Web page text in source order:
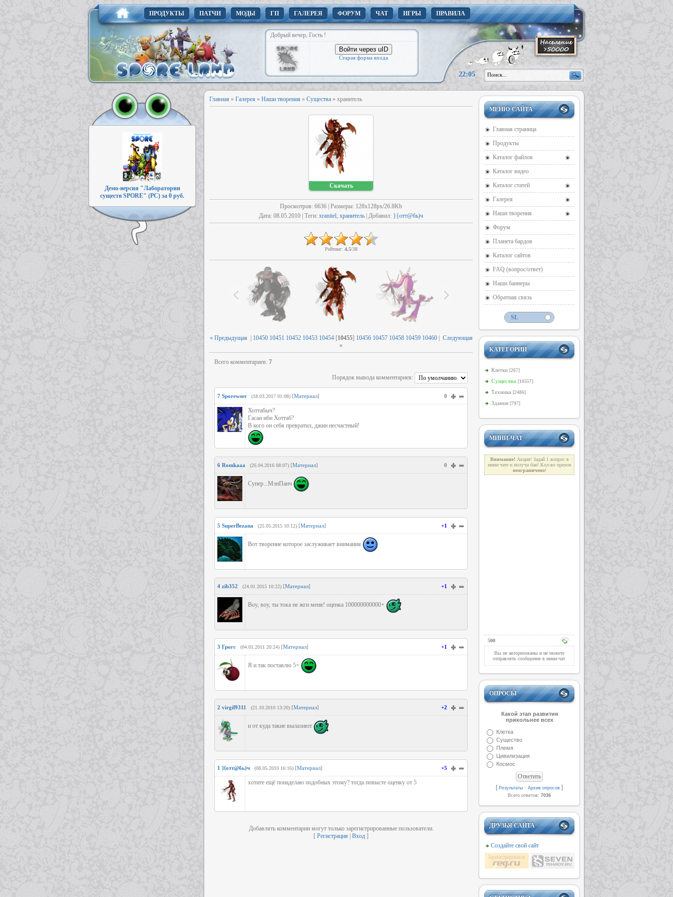
ПРОДУКТЫ ПАТЧИ МОДЫ ГП ГАЛЕРЕЯ ФОРУМ ЧАТ ИГРЫ ПРАВИЛА
Добрый вечер, Гость !
Войти через uID
Старая форма входа
22:05
Демо-версия "Лаборатории
существ SPORE" (PC) за 0 руб.
Главная » Галерея » Наши творения » Существа » хранитель
Скачать
Просмотров: 6636 | Размеры: 128x128px/26.8Kb
Дата: 08.05.2010 | Теги: xranitel, хранитель Добавил: }{oтт@бь)ч
Рейтинг: 4.5/38
« Предыдущая 10450 10451 10452 10453 10454[10455] 10456 10457 10458 10459 10460| Следующая
»
Всего комментариев: 7
Порядок вывода комментариев:
0
7 Sporewser (18.03.2017 01:08) [Материал]
Хоттабыч?
Гасан ибн Хоттаб?
В кого он себя превратил, джин несчастный!
0
6 Romkaaa (26.04.2016 08:07) [Материал]
Супер...МэнПанч
+1
5 SuperBezana (25.05.2015 10:12) [Материал]
Вот творение которое заслуживает внимания
+1
4 zib352 (24.01.2015 10:22) [Материал]
Воу, воу, ты тока не жги меня! оценка 100000000000+
+1
3 Грогс (04.01.2011 20:24) [Материал]
Я и так поставлю 5+
+2
2 virgil9311 (21.10.2010 13:20) [Материал]
и от куда такие вылазиют
+5
1 }{oтт@бь)ч (08.05.2010 16:16) [Материал]
хотите ещё понаделаю подобных этому? тогда повысте оценку от 5
Добавлять комментарии могут только зарегистрированные пользователи.
[ Регистрация Вход ]
МЕНЮ САЙТА
Главная страница
Продукты
Каталог файлов
Каталог видео
Каталог статей
Галерея
Наши творения
Форум
Планета бардов
Каталог сайтов
FAQ (вопрос/ответ)
Наши баннеры
Обратная связь
КАТЕГОРИИ
Клетки [267]
Существа [10557]
Техника [2486]
Здания [797]
МИНИ-ЧАТ
Внимание!Акция! Задай 1 вопрос в
мини-чате и получи бан! Кол-во призов
неограничено!
500
Вы не авторизованы и не можете
отправлять сообщения в мини-чат.
ОПРОСЫ
Какой этап развития
прикольнее всех
Клетка
Существо
Племя
Цивилизация
Космос
[ Результаты · Архив опросов ]
Всего ответов: 7036
ДРУЗЬЯ САЙТА
Создайте свой сайт